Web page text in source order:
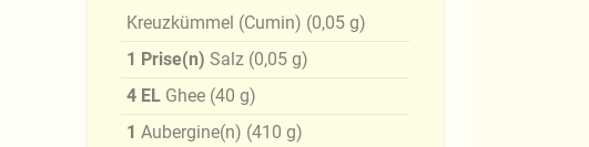
Kreuzkümmel (Cumin) (0,05 g)
1 Prise(n) Salz (0,05 g)
4 EL Ghee (40 g)
1 Aubergine(n) (410 g)